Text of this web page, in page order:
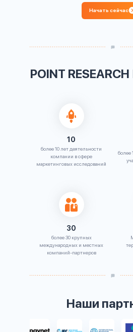
Начать сейчас
POINT
10
более 10 лет деятельности
компании в сфере
маркетинговых исследований
более
30
более 30 крупных
международных и местных
компаний-партнеров
Наши